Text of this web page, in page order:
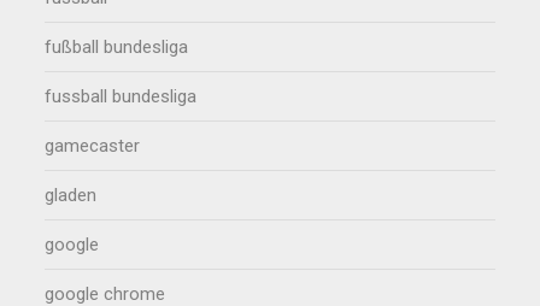
fußball bundesliga
fussball bundesliga
gamecaster
gladen
google
google chrome